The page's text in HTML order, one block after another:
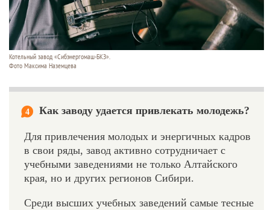
Котельный завод «Сибэнергомаш-БКЗ».
Фото Максима Наземцева
4 Как заводу удается привлекать молодежь?
Для привлечения молодых и энергичных кадров
в свои ряды, завод активно сотрудничает с
учебными заведениями не только Алтайского
края, но и других регионов Сибири.
Среди высших учебных заведений самые тесные